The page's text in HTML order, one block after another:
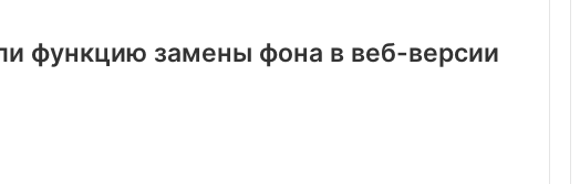
функцию замены фона в веб-версии